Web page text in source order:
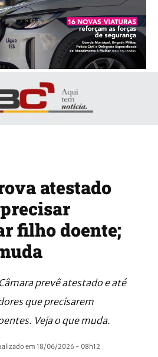
atestado
filho doente;
prevê atestado e até
que precisarem
Veja o que muda.
em 18/06/2026 - 08h12